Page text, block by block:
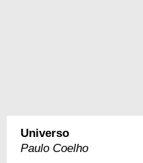
Universo
Paulo Coelho